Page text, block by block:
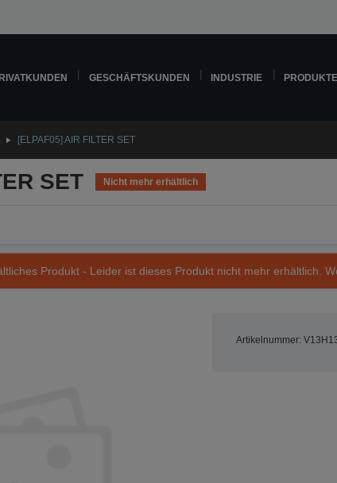
GESCHÄFTSKUNDEN INDUSTRIE PRODUKTE
[ELPAF05] AIR FILTER SET
SET Nicht mehr erhältlich
Produkt - Leider ist dieses Produkt nicht mehr erhältlich.
Artikelnummer: